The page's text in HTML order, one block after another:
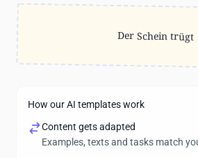
Der Schein trügt
How our AI templates work
Content gets adapted
Examples, texts and tasks match